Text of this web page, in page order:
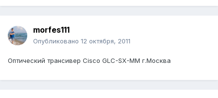
morfes111
Опубликовано 12 октября, 2011
Оптический трансивер Cisco GLC-SX-MM г.Москва